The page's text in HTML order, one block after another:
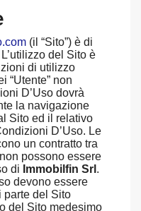
(il “Sito”) è di
L’utilizzo del Sito è
di utilizzo
“Utente” non
D’Uso dovrà
la navigazione
Sito ed il relativo
D’Uso. Le
un contratto tra
possono essere
di Immobilfin Srl .
devono essere
parte del Sito
del Sito medesimo